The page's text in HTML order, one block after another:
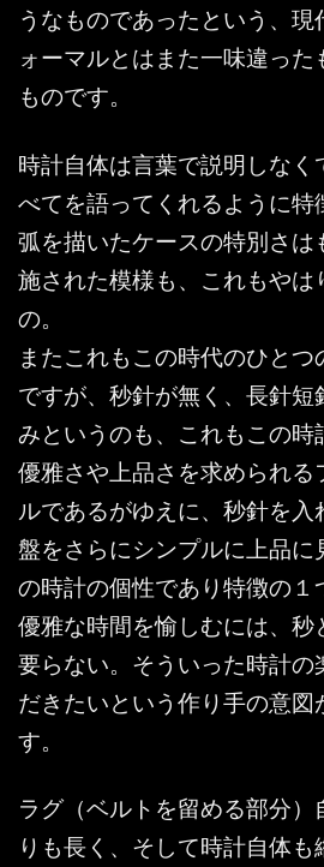
うなものであったという、
ォーマルとはまた一味違っ
ものです。
時計自体は言葉で説明しな
べてを語ってくれるように特
弧を描いたケースの特別さは
施された模様も、これもやは
の。
またこれもこの時代のひと
ですが、秒針が無く、長針
みというのも、これもこの時
優雅さや上品さを求められる
ルであるがゆえに、秒針を
盤をさらにシンプルに上品に
の時計の個性であり特徴の１
優雅な時間を愉しむには、
要らない。そういった時計の
だきたいという作り手の意
す。
ラグ（ベルトを留める部分）
りも長く、そして時計自体